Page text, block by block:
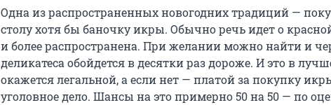
Одна из распространенных новогодних традиций —
столу хотя бы баночку икры. Обычно речь идет о
и более распространена. При желании можно найти и
деликатеса обойдется в десятки раз дороже. И это в
окажется легальной, а если нет — платой за покупку
уголовное дело. Шансы на это примерно 50 на 50 — по